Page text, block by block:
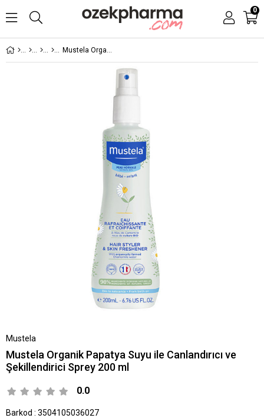
0
Mustela Organik Papatya Suyu ile Canlandırıcı ve Şekillendirici Sprey 200 ml
Mustela
Mustela Organik Papatya Suyu ile Canlandırıcı ve
Şekillendirici Sprey 200 ml
0.0
Barkod : 3504105036027